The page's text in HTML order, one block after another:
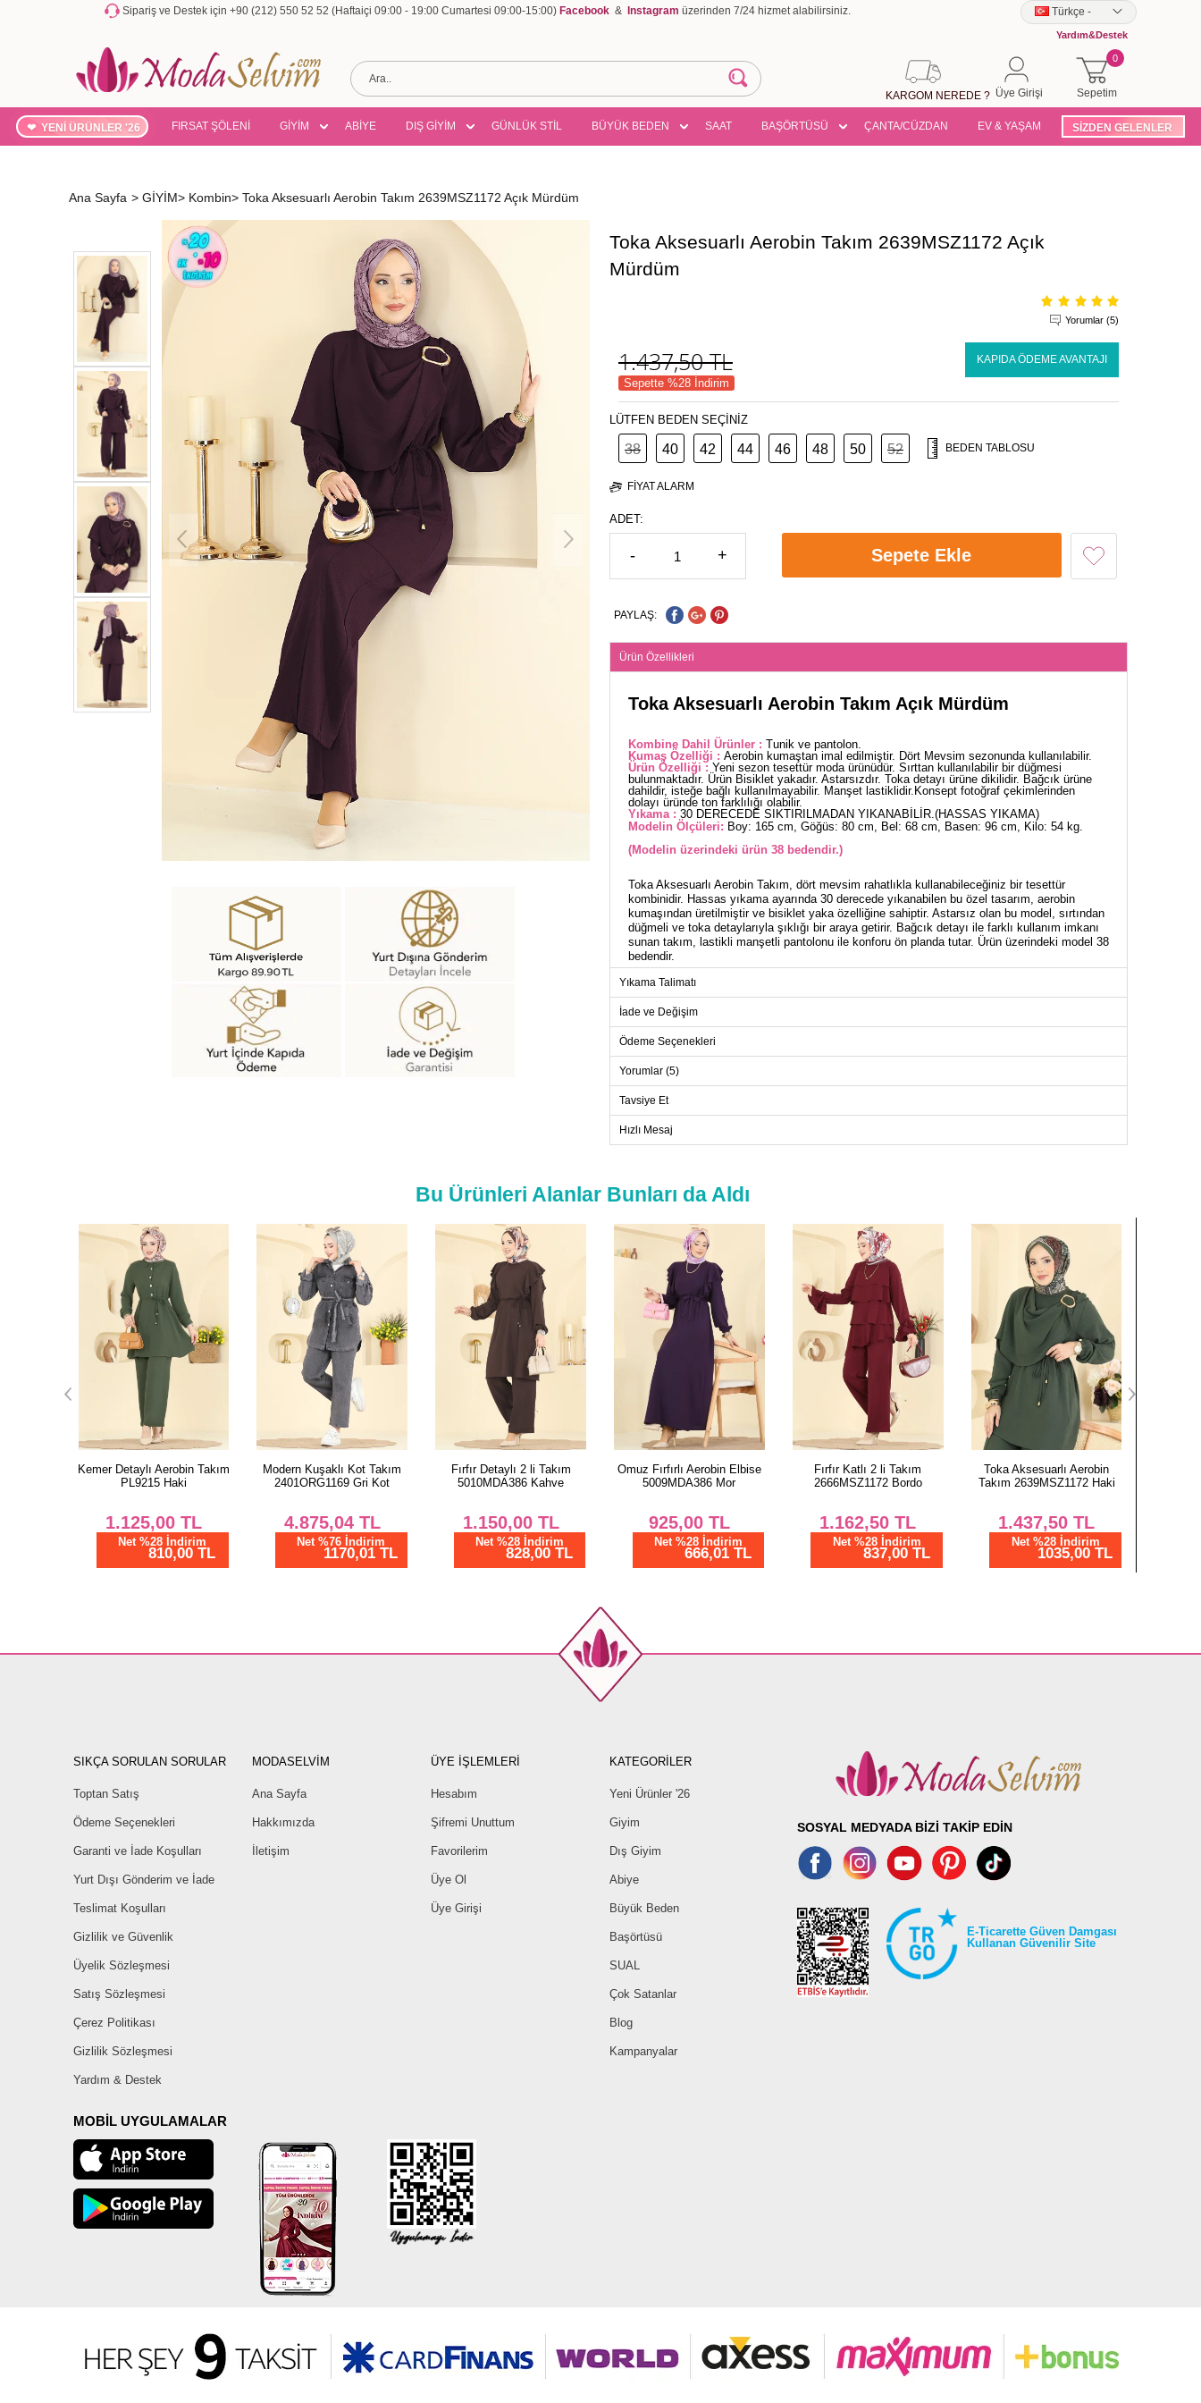
Sipariş ve Destek için +90 (212) 550 52 52 (Haftaiçi 09:00 - 19:00 Cumartesi 09:00-15:00) Facebook & Instagram üzerinden 7/24 hizmet alabilirsiniz. Türkçe -
Yardım&Destek
Sepetim
0
Üye Girişi
KARGOM NEREDE ?
YENİ ÜRÜNLER '26 FIRSAT ŞÖLENİ GİYİM ABİYE DIŞ GİYİM GÜNLÜK STİL BÜYÜK BEDEN SAAT BAŞÖRTÜSÜ ÇANTA/CÜZDAN EV & YAŞAM SİZDEN GELENLER
Ana Sayfa > GİYİM> Kombin> Toka Aksesuarlı Aerobin Takım 2639MSZ1172 Açık Mürdüm
Toka Aksesuarlı Aerobin Takım 2639MSZ1172 Açık
Mürdüm
Yorumlar (5)
1.437,50TL KAPIDA ÖDEME AVANTAJI
Sepette %28 İndirim
LÜTFEN BEDEN SEÇİNİZ
38 40 42 44 46 48 50 52 BEDEN TABLOSU
FIYAT ALARM
ADET:
- + Sepete Ekle
PAYLAŞ:
Ürün Özellikleri
Toka Aksesuarlı Aerobin Takım Açık Mürdüm
Kombine Dahil Ürünler : Tunik ve pantolon.
Kumaş Özelliği : Aerobin kumaştan imal edilmiştir. Dört Mevsim sezonunda kullanılabilir.
Ürün Özelliği : Yeni sezon tesettür moda ürünüdür. Sırttan kullanılabilir bir düğmesi
bulunmaktadır. Ürün Bisiklet yakadır. Astarsızdır. Toka detayı ürüne dikilidir. Bağcık ürüne
dahildir, isteğe bağlı kullanılmayabilir. Manşet lastiklidir.Konsept fotoğraf çekimlerinden
dolayı üründe ton farklılığı olabilir.
Yıkama : 30 DERECEDE SIKTIRILMADAN YIKANABİLİR.(HASSAS YIKAMA)
Modelin Ölçüleri: Boy: 165 cm, Göğüs: 80 cm, Bel: 68 cm, Basen: 96 cm, Kilo: 54 kg.
(Modelin üzerindeki ürün 38 bedendir.)
Toka Aksesuarlı Aerobin Takım, dört mevsim rahatlıkla kullanabileceğiniz bir tesettür
kombinidir. Hassas yıkama ayarında 30 derecede yıkanabilen bu özel tasarım, aerobin
kumaşından üretilmiştir ve bisiklet yaka özelliğine sahiptir. Astarsız olan bu model, sırtından
düğmeli ve toka detaylarıyla şıklığı bir araya getirir. Bağcık detayı ile farklı kullanım imkanı
sunan takım, lastikli manşetli pantolonu ile konforu ön planda tutar. Ürün üzerindeki model 38
bedendir.
TUNİK BEDEN ÖLÇÜLERİ (CM)
Beden
Göğüs
Boy
44
108
78
46
112
78
50
PANTOLON BEDEN ÖLÇÜLERİ (CM)
Boy
100
100
100
100
Yıkama Talimatı
İade ve Değişim
Ödeme Seçenekleri
Yorumlar (5)
Tavsiye Et
Hızlı Mesaj
Bu Ürünleri Alanlar Bunları da Aldı
Modern Kuşaklı Kot Takım
2401ORG1169 Gri Kot
4.875,04TL
Net %76 İndirim
1170,01 TL
Fırfır Detaylı 2 li Takım
5010MDA386 Kahve
1.150,00TL
Net %28 İndirim
828,00 TL
Omuz Fırfırlı Aerobin Elbise
5009MDA386 Mor
925,00TL
Net %28 İndirim
666,01 TL
Fırfır Katlı 2 li Takım
2666MSZ1172 Bordo
1.162,50TL
Net %28 İndirim
837,00 TL
Toka Aksesuarlı Aerobin
Takım 2639MSZ1172 Haki
1.437,50 TL
Net %28 İndirim
1035,00 TL
Fırfır Katlı 2 li Takım
2666MSZ1172 Siyah
1.162,50 TL
Net %28 İndirim
837,00 TL
SIKÇA SORULAN SORULAR
Toptan Satış
Ödeme Seçenekleri
Garanti ve İade Koşulları
Yurt Dışı Gönderim ve İade
Teslimat Koşulları
Gizlilik ve Güvenlik
Üyelik Sözleşmesi
Satış Sözleşmesi
Çerez Politikası
Gizlilik Sözleşmesi
Yardım & Destek
MODASELVİM
Ana Sayfa
Hakkımızda
İletişim
ÜYE İŞLEMLERİ
Hesabım
Şifremi Unuttum
Favorilerim
Üye Ol
Üye Girişi
KATEGORİLER
Yeni Ürünler '26
Giyim
Dış Giyim
Abiye
Büyük Beden
Başörtüsü
SUAL
Çok Satanlar
Blog
Kampanyalar
MOBİL UYGULAMALAR
SOSYAL MEDYADA BİZİ TAKİP EDİN
E-Ticarette Güven Damgası
Kullanan Güvenilir Site